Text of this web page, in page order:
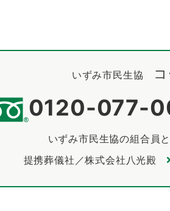
いずみ市民生協
0120-077-
いずみ市民生協の組合員
提携葬儀社／株式会社八光殿